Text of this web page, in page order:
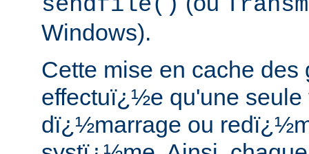
Windows).
Cette mise en cache des
effectuï¿½e qu'une seule
dï¿½marrage ou